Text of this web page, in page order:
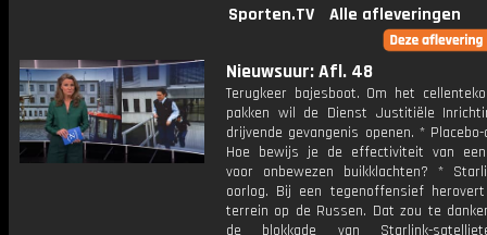
Sporten.TV
Alle afleveringen
Nieuwsuur: Afl. 48
Terugkeer bajesboot. Om het
pakken wil de Dienst Justitiële
drijvende gevangenis openen. *
Hoe bewijs je de effectiviteit van
voor onbewezen buikklachten? *
oorlog. Bij een tegenoffensief herovert
terrein op de Russen. Dat zou te
de blokkade van Starlink-